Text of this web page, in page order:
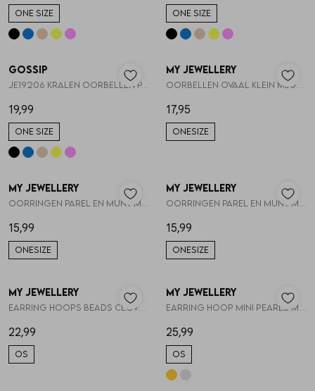
ONE SIZE ONE SIZE
1/2
Gossip
JE19206 KRALEN OORBELLEN PAREL EN HARTJE
19,99
ONE SIZE
1 /2
My Jewellery
17,95
ONESIZE
1 /2
My Jewellery
15,99
ONESIZE
1 /2
My Jewellery
15,99
ONESIZE
1 /2
My Jewellery
22,99
OS
1 /2
My Jewellery
25,99
OS